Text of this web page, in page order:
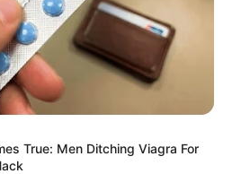
True: Men Ditching Viagra For